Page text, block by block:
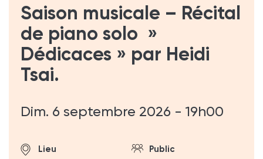
Saison musicale – Récital
de piano solo »
Dédicaces » par Heidi
Tsai.
Dim. 6 septembre 2026 - 19h00
Lieu Public